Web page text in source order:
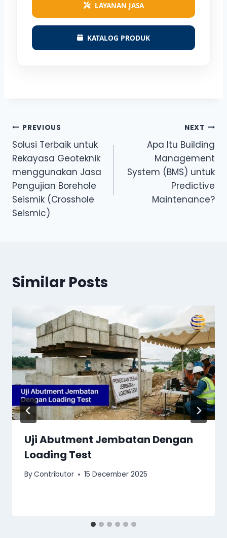
LAYANAN JASA
KATALOG PRODUK
Post
navigation
PREVIOUS
Solusi Terbaik untuk
Rekayasa Geoteknik
menggunakan Jasa
Pengujian Borehole
Seismik (Crosshole
Seismic)
NEXT
Apa Itu Building
Management
System (BMS) untuk
Predictive
Maintenance?
Similar Posts
Uji Abutment Jembatan Dengan
Loading Test
ByContributor 15 December 2025